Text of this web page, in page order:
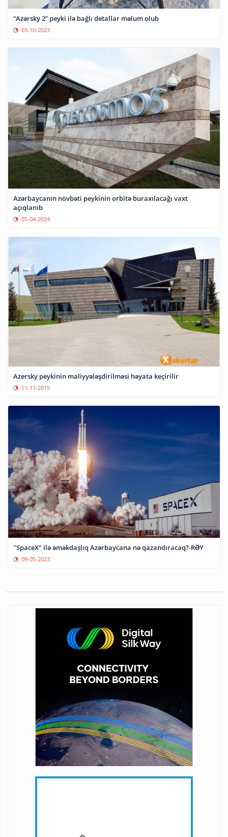
“Azərsky 2” peyki ilə bağlı detallar məlum olub
03-10-2023
Azərbaycanın növbəti peykinin orbitə buraxılacağı vaxt
açıqlanıb
05-04-2024
Azersky peykinin maliyyələşdirilməsi həyata keçirilir
11-11-2015
"SpaceX" ilə əməkdaşlıq Azərbaycana nə qazandıracaq?-RƏY
09-05-2023